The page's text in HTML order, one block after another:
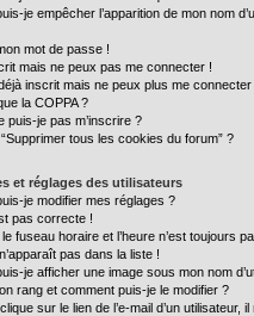
je empêcher l’apparition de mon nom
mot de passe !
mais ne peux pas me connecter !
inscrit mais ne peux plus me
la COPPA ?
puis-je pas m’inscrire ?
tous les cookies du forum” ?
et réglages des utilisateurs
je modifier mes réglages ?
pas correcte !
le fuseau horaire et l’heure n’est toujours
pas dans la liste !
je afficher une image sous mon nom
rang et comment puis-je le modifier ?
sur le lien de l’e-mail d’un utilisateur,